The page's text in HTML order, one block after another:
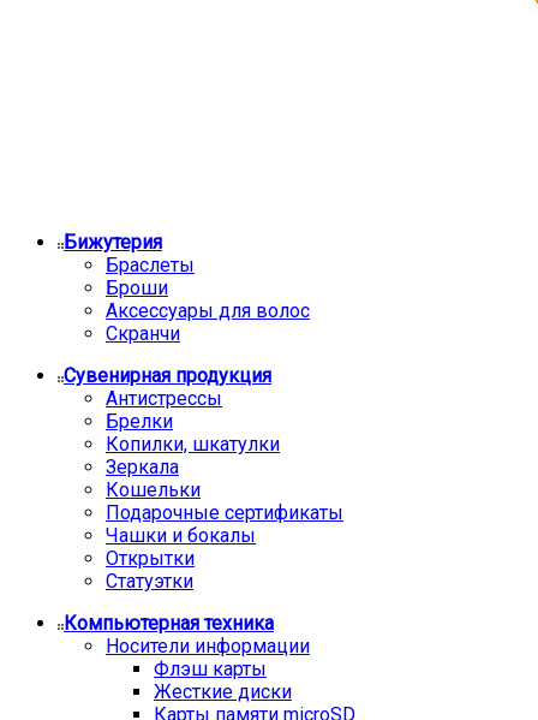
Бижутерия
Браслеты
Броши
Аксессуары для волос
Скранчи
Сувенирная продукция
Антистрессы
Брелки
Копилки, шкатулки
Зеркала
Кошельки
Подарочные сертификаты
Чашки и бокалы
Открытки
Статуэтки
Компьютерная техника
Носители информации
Флэш карты
Жесткие диски
Карты памяти microSD